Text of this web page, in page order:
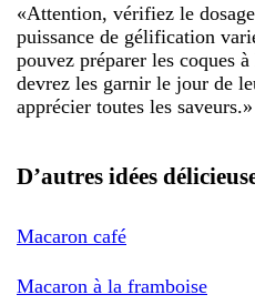
«Attention, vérifiez le
puissance de gélification
pouvez préparer les coques
devrez les garnir le jour de
apprécier toutes les saveurs.»
D’autres idées
Macaron café
Macaron à la framboise